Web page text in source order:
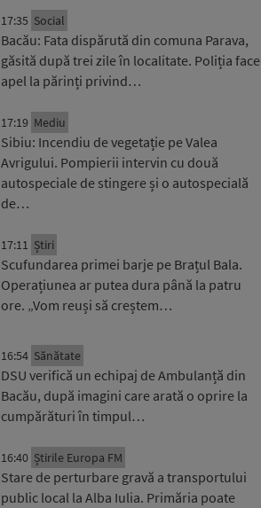
17:35 Social
Bacău: Fata dispărută din comuna Parava,
găsită după trei zile în localitate. Poliția face
apel la părinți privind…
17:19 Mediu
Sibiu: Incendiu de vegetație pe Valea
Avrigului. Pompierii intervin cu două
autospeciale de stingere și o autospecială
de…
17:11 Știri
Scufundarea primei barje pe Brațul Bala.
Operațiunea ar putea dura până la patru
ore. „Vom reuși să creștem…
16:54 Sănătate
DSU verifică un echipaj de Ambulanță din
Bacău, după imagini care arată o oprire la
cumpărături în timpul…
16:40 Știrile Europa FM
Stare de perturbare gravă a transportului
public local la Alba Iulia. Primăria poate